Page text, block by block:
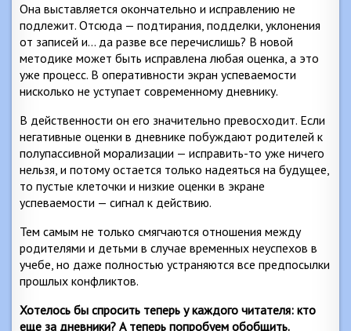
Она выставляется окончательно и исправлению не
подлежит. Отсюда — подтирания, подделки, уклонения
от записей и… да разве все перечислишь? В новой
методике может быть исправлена любая оценка, а это
уже процесс. В оперативности экран успеваемости
нисколько не уступает современному дневнику.
В действенности он его значительно превосходит. Если
негативные оценки в дневнике побуждают родителей к
полупассивной морализации — исправить-то уже ничего
нельзя, и потому остается только надеяться на будущее,
то пустые клеточки и низкие оценки в экране
успеваемости — сигнал к действию.
Тем самым не только смягчаются отношения между
родителями и детьми в случае временных неуспехов в
учебе, но даже полностью устраняются все предпосылки
прошлых конфликтов.
Хотелось бы спросить теперь у каждого читателя: кто
еще за дневники? А теперь попробуем обобщить.